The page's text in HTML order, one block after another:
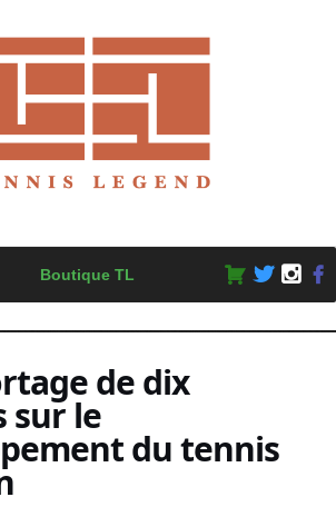
Boutique TL
de dix
sur le
du tennis